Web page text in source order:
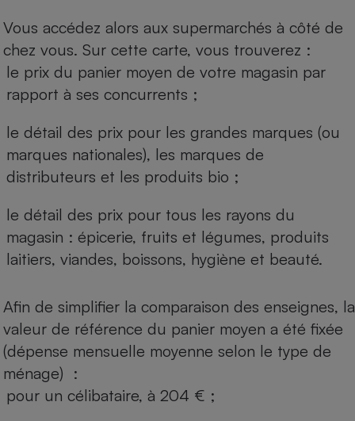
Vous accédez alors aux supermarchés à côté de
chez vous. Sur cette carte, vous trouverez :
le prix du panier moyen de votre magasin par
rapport à ses concurrents ;
le détail des prix pour les grandes marques (ou
marques nationales), les marques de
distributeurs et les produits bio ;
le détail des prix pour tous les rayons du
magasin : épicerie, fruits et légumes, produits
laitiers, viandes, boissons, hygiène et beauté.
Afin de simplifier la comparaison des enseignes, la
valeur de référence du panier moyen a été fixée
(dépense mensuelle moyenne selon le type de
ménage) :
pour un célibataire, à 204 € ;